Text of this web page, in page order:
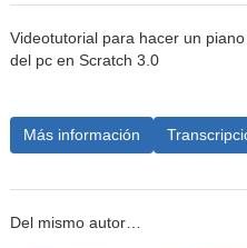
Videotutorial para hacer un
del pc en Scratch 3.0
Más información
Del mismo autor…